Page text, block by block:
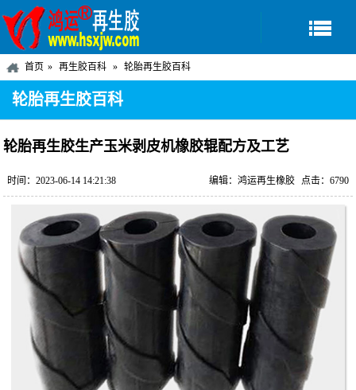
首页 再生胶百科 轮胎再生胶百科
轮胎再生胶百科
轮胎再生胶生产玉米剥皮机橡胶辊配方及工艺
时间：2023-06-14 14:21:38 点击：6790
编辑：鸿运再生橡胶